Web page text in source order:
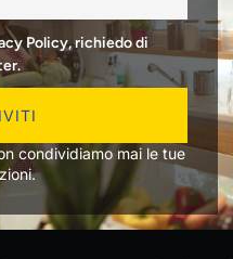
Policy, richiedo di
condividiamo mai le tue